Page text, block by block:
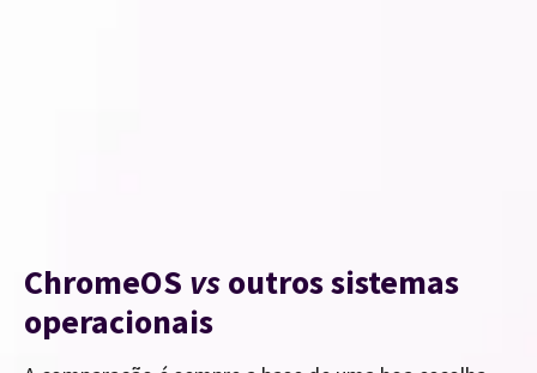
ChromeOS vsoutros sistemas
operacionais